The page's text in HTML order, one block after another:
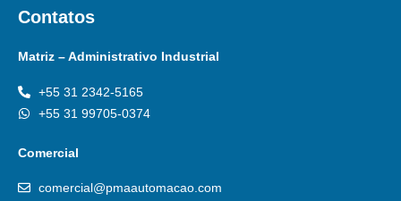
Contatos
Matriz – Administrativo Industrial
+55 31 2342-5165
+55 31 99705-0374
Comercial
comercial@pmaautomacao.com